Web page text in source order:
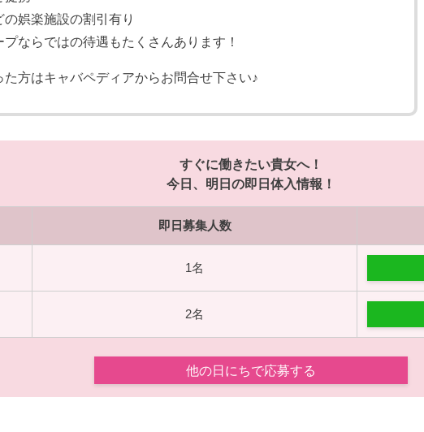
の娯楽施設の割引有り
ならではの待遇もたくさんあります！
方はキャバペディアからお問合せ下さい♪
すぐに働きたい貴女へ！
今日、明日の即日体入情報！
即日募集人数
1名
2名
他の日にちで応募する